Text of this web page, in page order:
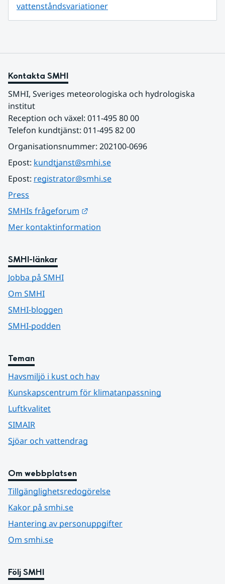
vattenståndsvariationer
Kontakta SMHI
SMHI, Sveriges meteorologiska och hydrologiska
institut
Reception och växel: 011-495 80 00
Telefon kundtjänst: 011-495 82 00
Organisationsnummer: 202100-0696
Epost: kundtjanst@smhi.se
Epost: registrator@smhi.se
Press
SMHIs frågeforum
Mer kontaktinformation
SMHI-länkar
Jobba på SMHI
Om SMHI
SMHI-bloggen
SMHI-podden
Teman
Havsmiljö i kust och hav
Kunskapscentrum för klimatanpassning
Luftkvalitet
SIMAIR
Sjöar och vattendrag
Om webbplatsen
Tillgänglighetsredogörelse
Kakor på smhi.se
Hantering av personuppgifter
Om smhi.se
Följ SMHI